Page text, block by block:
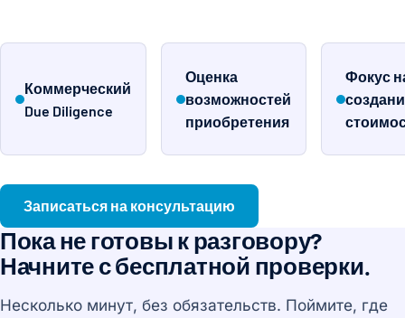
Коммерческий
Due Diligence
Оценка
возможностей
приобретения
Фокус
Записаться на консультацию
Пока не готовы к разговору?
Начните с бесплатной проверки.
Несколько минут, без обязательств. Поймите, где